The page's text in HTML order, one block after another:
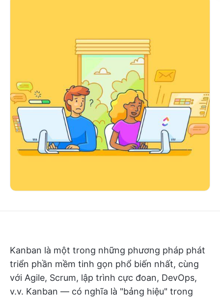
Kanban là một trong những phương pháp phát
triển phần mềm tinh gọn phổ biến nhất, cùng
với Agile, Scrum, lập trình cực đoan, DevOps,
v.v. Kanban — có nghĩa là "bảng hiệu" trong